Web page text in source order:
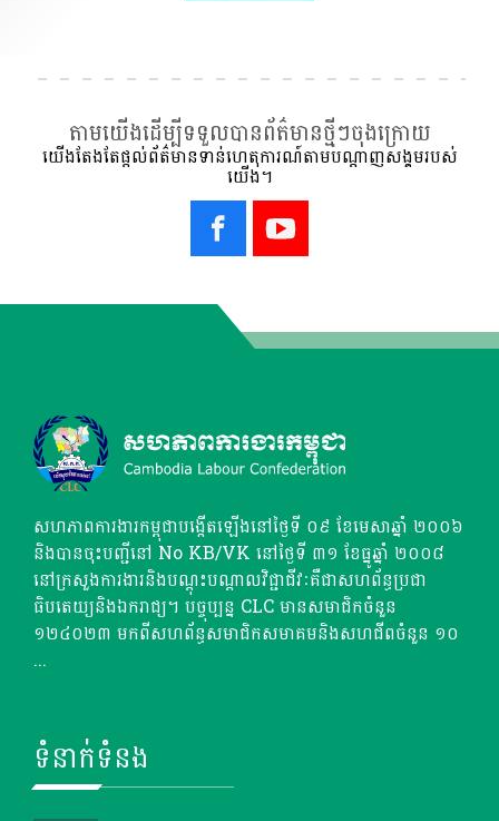
តាមយើងដើម្បីទទួលបានព័ត៌មានថ្មីៗចុងក្រោយ
យើងតែងតែផ្ដល់ព័ត៌មានទាន់ហេតុការណ៍តាមបណ្ដាញសង្គមរបស់
យើង។
សហភាពការងារកម្ពុជាបង្កើតឡើងនៅថ្ងៃទី ០៩ ខែមេសាឆ្នាំ ២០០៦
និងបានចុះបញ្ជីនៅ No KB/VK នៅថ្ងៃទី ៣១ ខែធ្នូឆ្នាំ ២០០៨
នៅក្រសួងការងារនិងបណ្តុះបណ្តាលវិជ្ជាជីវៈគឺជាសហព័ន្ធប្រជា
ធិបតេយ្យនិងឯករាជ្យ។ បច្ចុប្បន្ន CLC មានសមាជិកចំនួន
១២៤០២៣ មកពីសហព័ន្ធសមាជិកសមាគមនិងសហជីពចំនួន ១០
...
ទំនាក់ទំនង